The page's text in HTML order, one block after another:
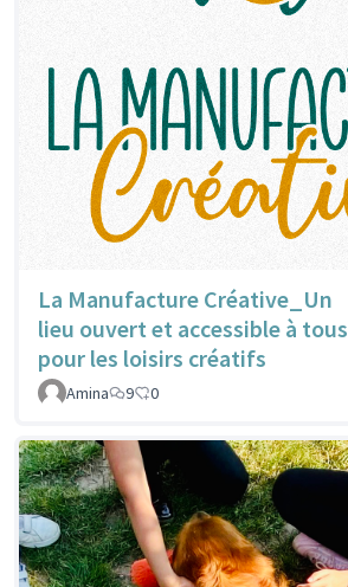
La Manufacture Créative_Un
lieu ouvert et accessible à tous
pour les loisirs créatifs
Amina
9 0